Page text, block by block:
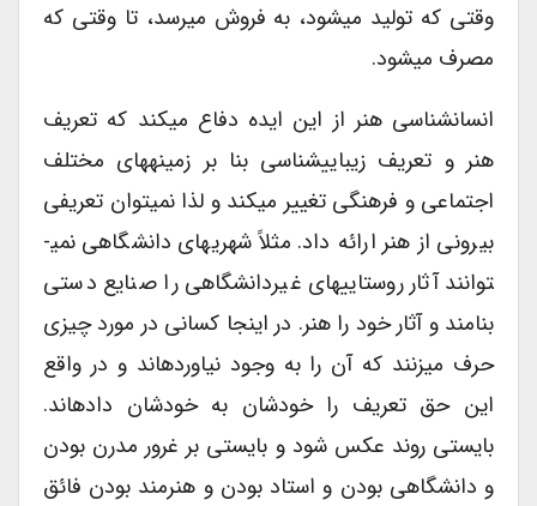
وقتی که تولید می­شود، به فروش می­رسد، تا وقتی که
مصرف می­شود.
انسان­شناسی هنر از این ایده دفاع می­کند که تعریف
هنر و تعریف زیبایی­شناسی بنا بر زمینه­های مختلف
اجتماعی و فرهنگی تغییر می­کند و لذا نمی­توان تعریفی
بیرونی از هنر ارائه داد. مثلاً شهری­های دانشگاهی نمی­
توانند آثار روستایی­های غیردانشگاهی را صنایع دستی
بنامند و آثار خود را هنر. در اینجا کسانی در مورد چیزی
حرف می­زنند که آن را به وجود نیاورده­اند و در واقع
این حق تعریف را خودشان به خودشان داده­اند.
بایستی روند عکس شود و بایستی بر غرور مدرن بودن
و دانشگاهی بودن و استاد بودن و هنرمند بودن فائق